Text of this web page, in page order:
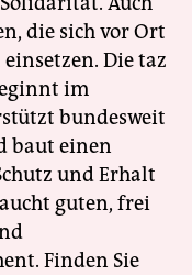
die sich vor Ort
Die taz
im
bundesweit
baut einen
und Erhalt
guten, frei
Finden Sie